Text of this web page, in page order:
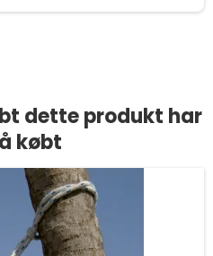
dette produkt har
købt